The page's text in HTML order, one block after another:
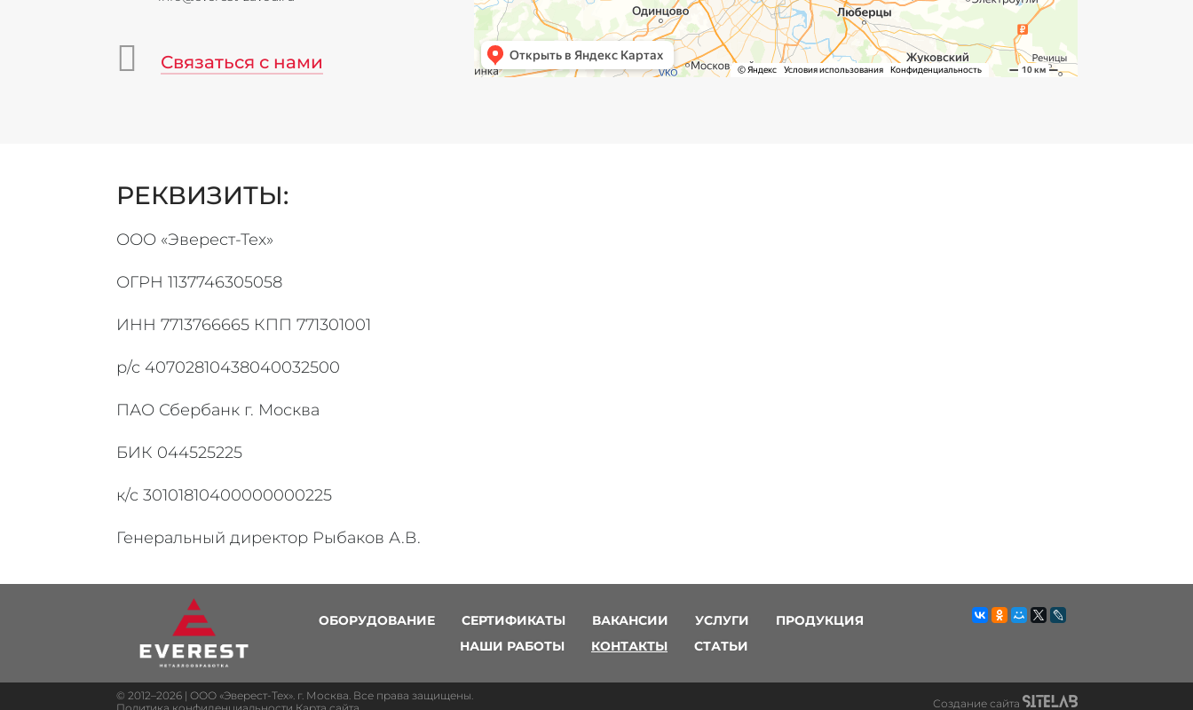
Связаться с нами
РЕКВИЗИТЫ:
ООО «Эверест-Тех»
ОГРН 1137746305058
ИНН 7713766665 КПП 771301001
р/с 40702810438040032500
ПАО Сбербанк г. Москва
БИК 044525225
к/с 30101810400000000225
Генеральный директор Рыбаков А.В.
ОБОРУДОВАНИЕ СЕРТИФИКАТЫ ВАКАНСИИ УСЛУГИ
ПРОДУКЦИЯ
НАШИ РАБОТЫ
КОНТАКТЫ СТАТЬИ
© 2012–2026 | ООО «Эверест-Тех». г. Москва. Все права защищены.
Создание сайта